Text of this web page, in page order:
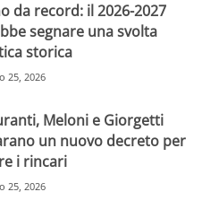
da record: il 2026-2027
segnare una svolta
storica
25, 2026
Meloni e Giorgetti
un nuovo decreto per
i rincari
25, 2026